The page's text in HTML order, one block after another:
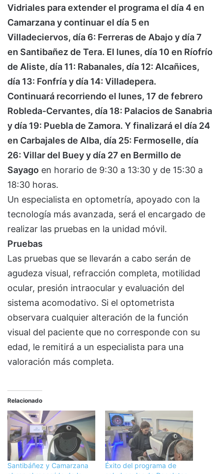
Vidriales para extender el programa el día 4 en
Camarzana y continuar el día 5 en
Villadeciervos, día 6: Ferreras de Abajo y día 7
en Santibañez de Tera. El lunes, día 10 en Ríofrío
de Aliste, día 11: Rabanales, día 12: Alcañices,
día 13: Fonfría y día 14: Villadepera.
Continuará recorriendo el lunes, 17 de febrero
Robleda-Cervantes, día 18: Palacios de Sanabria
y día 19: Puebla de Zamora. Y finalizará el día 24
en Carbajales de Alba, día 25: Fermoselle, día
26: Villar del Buey y día 27 en Bermillo de
Sayago en horario de 9:30 a 13:30 y de 15:30 a
18:30 horas.
Un especialista en optometría, apoyado con la
tecnología más avanzada, será el encargado de
realizar las pruebas en la unidad móvil.
Pruebas
Las pruebas que se llevarán a cabo serán de
agudeza visual, refracción completa, motilidad
ocular, presión intraocular y evaluación del
sistema acomodativo. Si el optometrista
observara cualquier alteración de la función
visual del paciente que no corresponde con su
edad, le remitirá a un especialista para una
valoración más completa.
Relacionado
Santibáñez y Camarzana
Éxito del programa de